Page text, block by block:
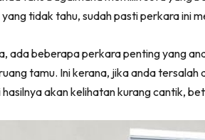
Dapur
Ruang
Casa
tidak tahu, sudah pasti perkara ini
ada beberapa perkara penting yang
tamu. Ini kerana, jika anda
akan kelihatan kurang cantik,